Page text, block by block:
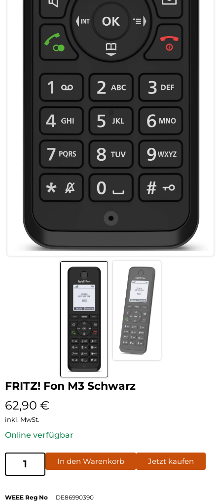
FRITZ! Fon M3 Schwarz
62,90 €
inkl. MwSt.
Online verfügbar
In den Warenkorb Jetzt kaufen
WEEE Reg No DE86990390